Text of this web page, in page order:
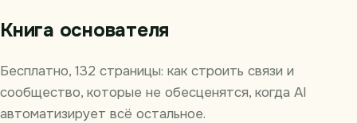
Книга основателя
Бесплатно, 132 страницы: как строить связи и
сообщество, которые не обесценятся, когда AI
автоматизирует всё остальное.